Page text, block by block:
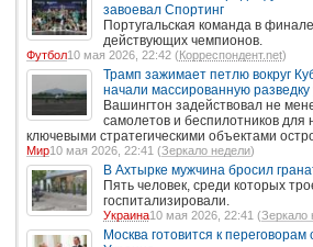
завоевал Спортинг
Португальская команда в
действующих чемпионов.
Футбол10 мая 2026, 22:42 (Корреспондент.net)
Трамп зажимает петлю вокруг
начали массированную разведку
Вашингтон задействовал не
самолетов и беспилотников для
ключевыми стратегическими объектами
Мир10 мая 2026, 22:41 (Зеркало недели)
В Ахтырке мужчина бросил
Пять человек, среди которых
госпитализировали.
Украина10 мая 2026, 22:41 (Зеркало
Москва готовится к